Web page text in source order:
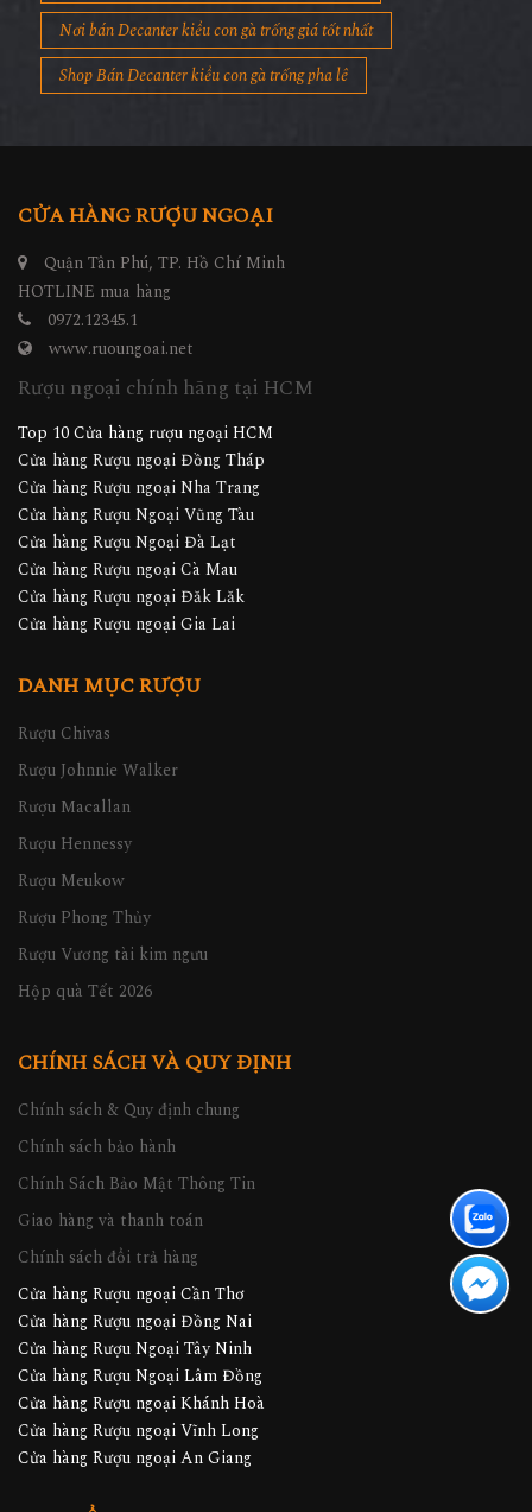
Nơi bán Decanter kiểu con gà trống giá tốt nhất
Shop Bán Decanter kiểu con gà trống pha lê
CỬA HÀNG RƯỢU NGOẠI
Quận Tân Phú, TP. Hồ Chí Minh
HOTLINE mua hàng
0972.12345.1
www.ruoungoai.net
Rượu ngoại chính hãng tại HCM
Top 10 Cửa hàng rượu ngoại HCM
Cửa hàng Rượu ngoại Đồng Tháp
Cửa hàng Rượu ngoại Nha Trang
Cửa hàng Rượu Ngoại Vũng Tàu
Cửa hàng Rượu Ngoại Đà Lạt
Cửa hàng Rượu ngoại Cà Mau
Cửa hàng Rượu ngoại Đăk Lăk
Cửa hàng Rượu ngoại Gia Lai
DANH MỤC RƯỢU
Rượu Chivas
Rượu Johnnie Walker
Rượu Macallan
Rượu Hennessy
Rượu Meukow
Rượu Phong Thủy
Rượu Vương tài kim ngưu
Hộp quà Tết 2026
CHÍNH SÁCH VÀ QUY ĐỊNH
Chính sách & Quy định chung
Chính sách bảo hành
Chính Sách Bảo Mật Thông Tin
Giao hàng và thanh toán
Chính sách đổi trả hàng
Cửa hàng Rượu ngoại Cần Thơ
Cửa hàng Rượu ngoại Đồng Nai
Cửa hàng Rượu Ngoại Tây Ninh
Cửa hàng Rượu Ngoại Lâm Đồng
Cửa hàng Rượu ngoại Khánh Hoà
Cửa hàng Rượu ngoại Vĩnh Long
Cửa hàng Rượu ngoại An Giang